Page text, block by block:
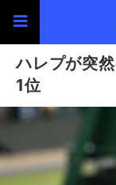
ハレプが突
1位